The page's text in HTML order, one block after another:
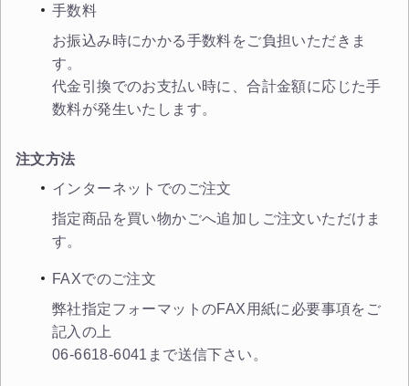
手数料
お振込み時にかかる手数料をご負担いただきま
す。
代金引換でのお支払い時に、合計金額に応じた手
数料が発生いたします。
注文方法
インターネットでのご注文
指定商品を買い物かごへ追加しご注文いただけま
す。
FAXでのご注文
弊社指定フォーマットのFAX用紙に必要事項をご
記入の上
06-6618-6041まで送信下さい。